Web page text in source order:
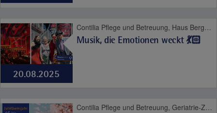
20.08.2025
Contilia Pflege und Betreuung, Haus Berge Quartier, Contilia, Pflege
Musik, die Emotionen weckt 💃🏻
Contilia Pflege und Betreuung, Geriatrie-Zentrum Haus Berge, Haus Berge, Haus Berge Quartier, Altersmedizin, Contilia, Pflege